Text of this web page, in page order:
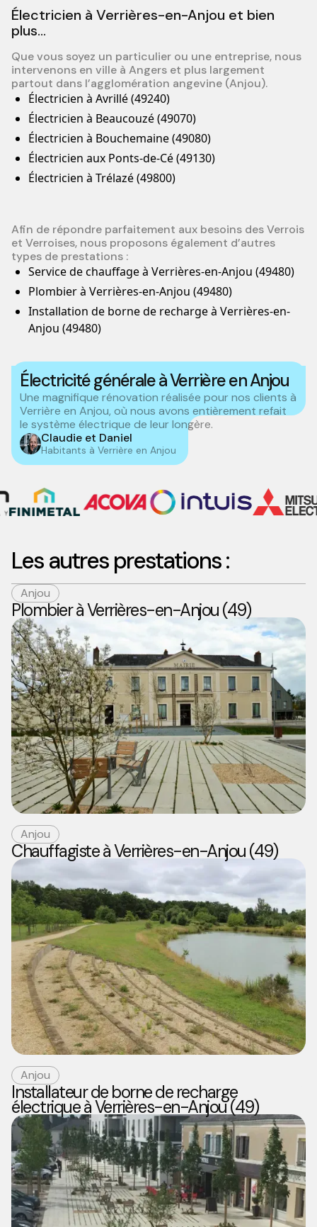
Électricien à Verrières-en-Anjou et bien
plus…
Que vous soyez un particulier ou une entreprise, nous
intervenons en ville à Angers et plus largement
partout dans l’agglomération angevine (Anjou).
Électricien à Avrillé (49240)
Électricien à Beaucouzé (49070)
Électricien à Bouchemaine (49080)
Électricien aux Ponts-de-Cé (49130)
Électricien à Trélazé (49800)
Afin de répondre parfaitement aux besoins des Verrois
et Verroises, nous proposons également d’autres
types de prestations :
Service de chauffage à Verrières-en-Anjou (49480)
Plombier à Verrières-en-Anjou (49480)
Installation de borne de recharge à Verrières-en-
Anjou (49480)
Électricité générale à Verrière en Anjou
Une magnifique rénovation réalisée pour nos clients à
Verrière en Anjou, où nous avons entièrement refait
le système électrique de leur longère.
Claudie et Daniel
Habitants à Verrière en Anjou
Les autres prestations :
Anjou
Plombier à Verrières-en-Anjou (49)
Anjou
Chauffagiste à Verrières-en-Anjou (49)
Anjou
Installateur de borne de recharge
électrique à Verrières-en-Anjou (49)